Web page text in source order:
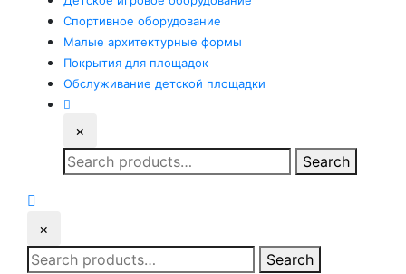
Спортивное оборудование
Малые архитектурные формы
Покрытия для площадок
Обслуживание детской площадки
×
Search
for:
Search
×
Search
Search